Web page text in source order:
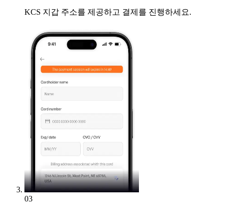
KCS 지갑 주소를 제공하고 결제를 진행하세요.
03